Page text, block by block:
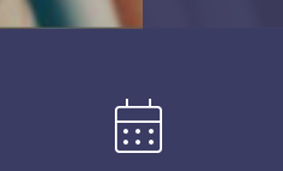
calendar_month